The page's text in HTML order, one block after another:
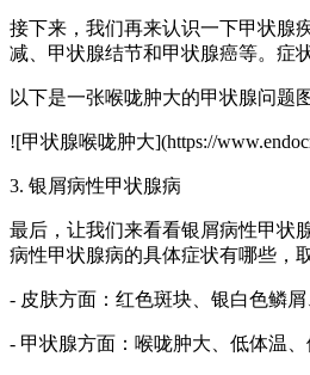
接下来，我们再来认识一下甲状腺
减、甲状腺结节和甲状腺癌等。症
以下是一张喉咙肿大的甲状腺问题
![甲状腺喉咙肿大](https://
3. 银屑病性甲状腺病
最后，让我们来看看银屑病性甲状
病性甲状腺病的具体症状有哪些，
- 皮肤方面：红色斑块、银白色鳞屑
- 甲状腺方面：喉咙肿大、低体温、